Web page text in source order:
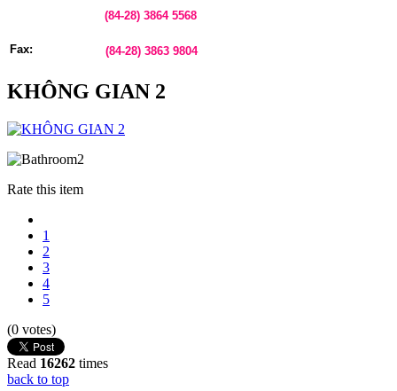
(84-28) 3864 5568
Fax: (84-28) 3863 9804
KHÔNG GIAN 2
Rate this item
1
2
3
4
5
(0 votes)
Read 16262 times
back to top